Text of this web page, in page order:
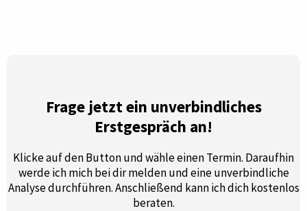
von mir im Gespräch beraten.
Frage jetzt ein unverbindliches
Erstgespräch an!
Klicke auf den Button und wähle einen Termin. Daraufhin
werde ich mich bei dir melden und eine unverbindliche
Analyse durchführen. Anschließend kann ich dich kostenlos
beraten.